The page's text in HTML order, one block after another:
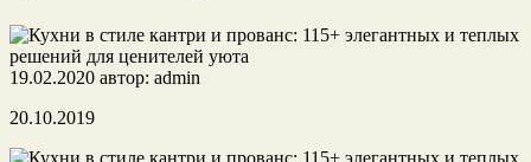
19.02.2020 автор: admin
20.10.2019